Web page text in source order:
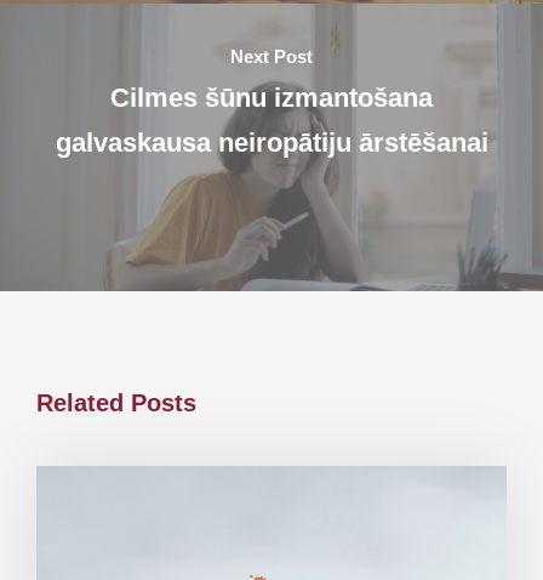
Next Post
Cilmes šūnu izmantošana
galvaskausa neiropātiju ārstēšanai
Related Posts